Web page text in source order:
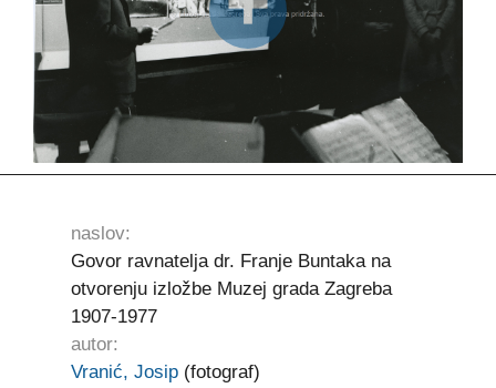
naslov:
Govor ravnatelja dr. Franje Buntaka na
otvorenju izložbe Muzej grada Zagreba
1907-1977
autor:
Vranić, Josip(fotograf)